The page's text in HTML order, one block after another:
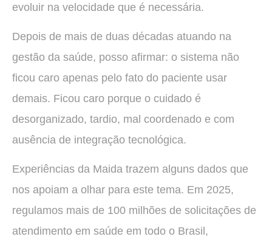
evoluir na velocidade que é necessária.
Depois de mais de duas décadas atuando na
gestão da saúde, posso afirmar: o sistema não
ficou caro apenas pelo fato do paciente usar
demais. Ficou caro porque o cuidado é
desorganizado, tardio, mal coordenado e com
ausência de integração tecnológica.
Experiências da Maida trazem alguns dados que
nos apoiam a olhar para este tema. Em 2025,
regulamos mais de 100 milhões de solicitações de
atendimento em saúde em todo o Brasil,